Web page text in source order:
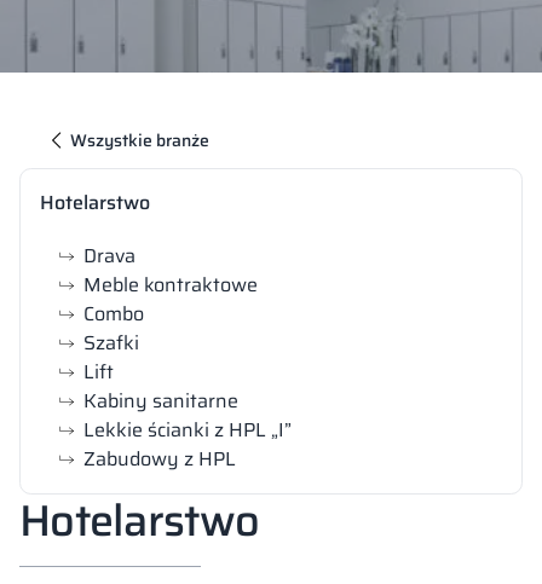
Wszystkie branże
Hotelarstwo
Drava
Meble kontraktowe
Combo
Szafki
Lift
Kabiny sanitarne
Lekkie ścianki z HPL „I”
Zabudowy z HPL
Hotelarstwo